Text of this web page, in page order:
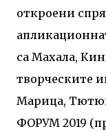
откроени
са Махала,
творческите
Марица,
ФОРУМ 2019